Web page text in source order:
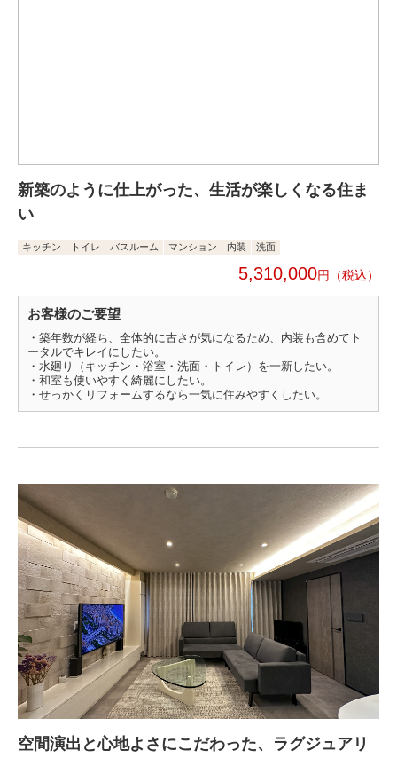
新築のように仕上がった、生活が楽しくなる住ま
い
キッチン トイレ バスルーム マンション 内装 洗面
5,310,000円
お客様のご要望
・築年数が経ち、全体的に古さが気になるため、内装も含めてト
ータルでキレイにしたい。
・水廻り（キッチン・浴室・洗面・トイレ）を一新したい。
・和室も使いやすく綺麗にしたい。
・せっかくリフォームするなら一気に住みやすくしたい。
空間演出と心地よさにこだわった、ラグジュアリ